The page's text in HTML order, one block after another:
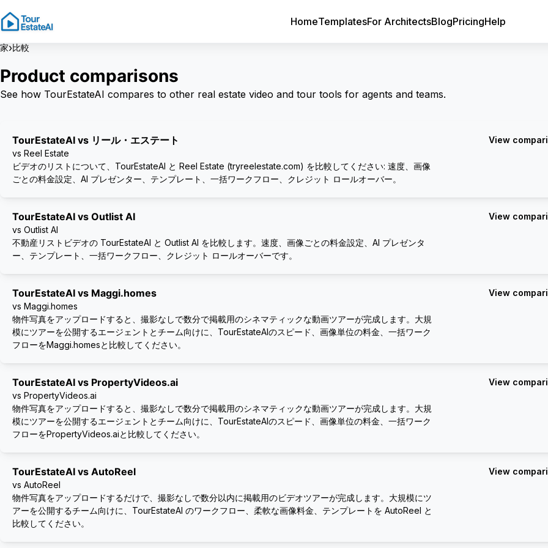
HomeTemplatesFor ArchitectsBlogPricingHelp
家›比較
Product comparisons
See how TourEstateAI compares to other real estate video and tour tools for agents and teams.
TourEstateAI vs リール・エステート
vs Reel Estate
ビデオのリストについて、TourEstateAI と Reel Estate (tryreelestate.com) を比較してください: 速度、画像
ごとの料金設定、AI プレゼンター、テンプレート、一括ワークフロー、クレジット ロールオーバー。
View
TourEstateAI vs Outlist AI
vs Outlist AI
不動産リストビデオの TourEstateAI と Outlist AI を比較します。速度、画像ごとの料金設定、AI プレゼンタ
ー、テンプレート、一括ワークフロー、クレジット ロールオーバーです。
View
TourEstateAI vs Maggi.homes
vs Maggi.homes
物件写真をアップロードすると、撮影なしで数分で掲載用のシネマティックな動画ツアーが完成します。大規
模にツアーを公開するエージェントとチーム向けに、TourEstateAIのスピード、画像単位の料金、一括ワーク
フローをMaggi.homesと比較してください。
View
TourEstateAI vs PropertyVideos.ai
vs PropertyVideos.ai
物件写真をアップロードすると、撮影なしで数分で掲載用のシネマティックな動画ツアーが完成します。大規
模にツアーを公開するエージェントとチーム向けに、TourEstateAIのスピード、画像単位の料金、一括ワーク
フローをPropertyVideos.aiと比較してください。
View
TourEstateAI vs AutoReel
vs AutoReel
物件写真をアップロードするだけで、撮影なしで数分以内に掲載用のビデオツアーが完成します。大規模にツ
アーを公開するチーム向けに、TourEstateAI のワークフロー、柔軟な画像料金、テンプレートを AutoReel と
比較してください。
View